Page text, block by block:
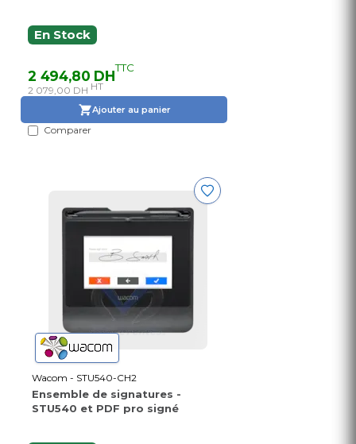
En Stock
2 494,80 DHTTC
2 079,00 DH HT
Ajouter au panier
Comparer
Wacom - STU540-CH2
Ensemble de signatures -
STU540 et PDF pro signé